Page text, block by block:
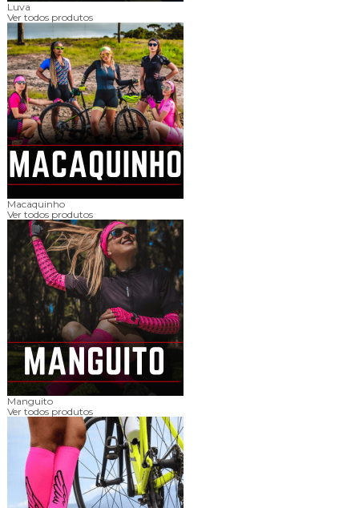
Luva
Ver todos produtos
Macaquinho
Ver todos produtos
Manguito
Ver todos produtos